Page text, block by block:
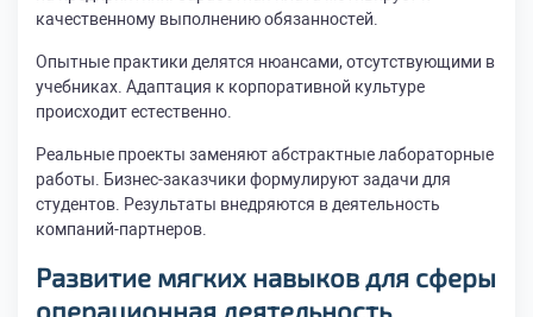
качественному выполнению обязанностей.
Опытные практики делятся нюансами, отсутствующими в
учебниках. Адаптация к корпоративной культуре
происходит естественно.
Реальные проекты заменяют абстрактные лабораторные
работы. Бизнес-заказчики формулируют задачи для
студентов. Результаты внедряются в деятельность
компаний-партнеров.
Развитие мягких навыков для сферы
операционная деятельность